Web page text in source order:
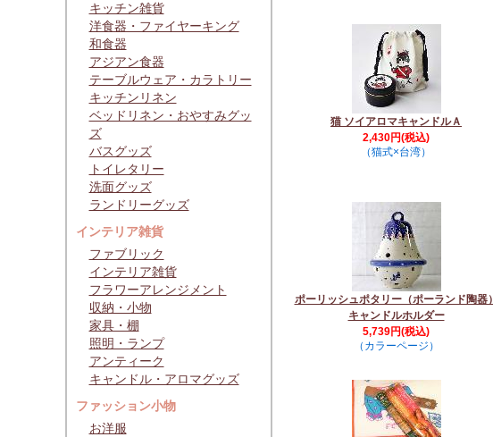
キッチン雑貨
洋食器・ファイヤーキング
和食器
アジアン食器
テーブルウェア・カラトリー
キッチンリネン
ベッドリネン・おやすみグッ
ズ
バスグッズ
トイレタリー
洗面グッズ
ランドリーグッズ
インテリア雑貨
ファブリック
インテリア雑貨
フラワーアレンジメント
収納・小物
家具・棚
照明・ランプ
アンティーク
キャンドル・アロマグッズ
ファッション小物
お洋服
猫 ソイアロマキャンドルＡ
2,430円(税込)
（猫式×台湾）
ポーリッシュポタリー（ポーランド陶器）
キャンドルホルダー
5,739円(税込)
（カラーページ）